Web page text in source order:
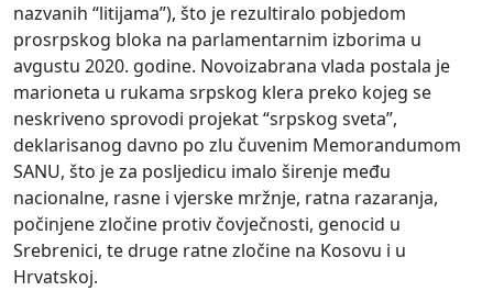
nazvanih “litijama”), što je rezultiralo pobjedom
prosrpskog bloka na parlamentarnim izborima u
avgustu 2020. godine. Novoizabrana vlada postala je
marioneta u rukama srpskog klera preko kojeg se
neskriveno sprovodi projekat “srpskog sveta”,
deklarisanog davno po zlu čuvenim Memorandumom
SANU, što je za posljedicu imalo širenje među
nacionalne, rasne i vjerske mržnje, ratna razaranja,
počinjene zločine protiv čovječnosti, genocid u
Srebrenici, te druge ratne zločine na Kosovu i u
Hrvatskoj.